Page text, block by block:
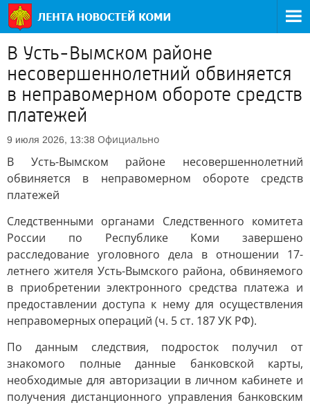
В Усть-Вымском районе
несовершеннолетний обвиняется
в неправомерном обороте средств
платежей
9 июля 2026, 13:38 Официально
В Усть-Вымском районе несовершеннолетний
обвиняется в неправомерном обороте средств
платежей
Следственными органами Следственного комитета
России по Республике Коми завершено
расследование уголовного дела в отношении 17-
летнего жителя Усть-Вымского района, обвиняемого
в приобретении электронного средства платежа и
предоставлении доступа к нему для осуществления
неправомерных операций (ч. 5 ст. 187 УК РФ).
По данным следствия, подросток получил от
знакомого полные данные банковской карты,
необходимые для авторизации в личном кабинете и
получения дистанционного управления банковским